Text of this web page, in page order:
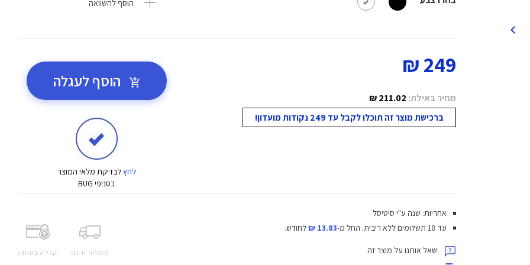
הוסף להשוואה
249 ₪
מחיר באילת: 211.02 ₪
ברכישת מוצר זה תוכלו לקבל עד 249 נקודות מועדון!
הוסף לעגלה
לחץלבדיקת מלאי המוצר
בסניפי BUG
משלוח חינם קנייה בטוחה
אחריות: שנה ע"י סיטיסל
עד 18 תשלומים ללא ריבית.
החל מ-13.83 ₪ לחודש.
שאל אותנו על מוצר זה